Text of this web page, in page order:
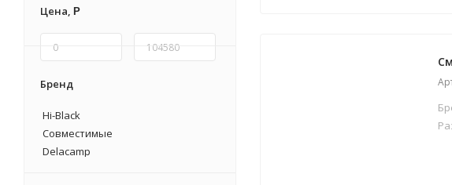
Цена, Р
Бренд
Hi-Black
Совместимые
Delacamp